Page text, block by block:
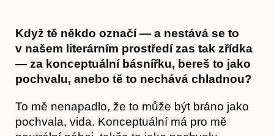
Když tě někdo označí — a nestává se to
v našem literárním prostředí zas tak zřídka
— za konceptuální básnířku, bereš to jako
pochvalu, anebo tě to nechává chladnou?
To mě nenapadlo, že to může být bráno jako
pochvala, vida. Konceptuální má pro mě